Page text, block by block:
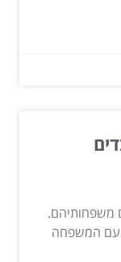
משפחותיהם.
עם המשפחה